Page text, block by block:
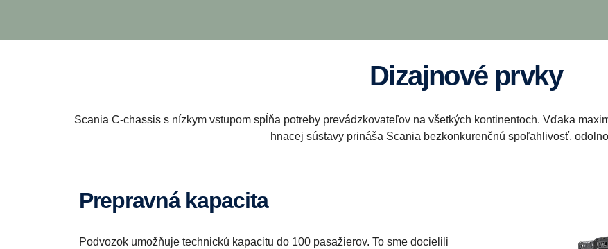
Dizajnové prvky
Scania C-chassis s nízkym vstupom spĺňa potreby prevádzkovateľov na všetkých kontinentoch. Vďaka
hnacej sústavy prináša Scania bezkonkurenčnú spoľahlivosť,
Prepravná kapacita
Podvozok umožňuje technickú kapacitu do 100 pasažierov. To sme docielili